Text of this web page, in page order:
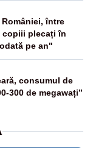
între
copiii plecați în
pe an"
consumul de
300 de megawați”